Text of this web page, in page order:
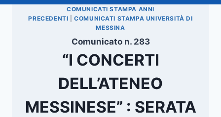
COMUNICATI STAMPA ANNI
PRECEDENTI |COMUNICATI STAMPA UNIVERSITÀ DI
MESSINA
Comunicato n. 283
“I CONCERTI
DELL’ATENEO
MESSINESE” : SERATA